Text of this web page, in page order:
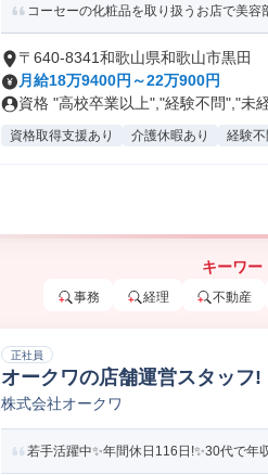
コーセーの化粧品を取り扱うお店で美容
〒640-8341和歌山県和歌山市黒田
月給18万9400円～22万900円
資格 "高校卒業以上","経験不問","未
資格取得支援あり 介護休暇あり 経験不
キーワー
事務 経理 不動産
正社員
オークワの店舗運営スタッフ!
株式会社オークワ
若手活躍中✨年間休日116日!✨30代で年